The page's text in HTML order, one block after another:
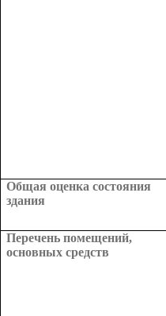
Общая оценка состояния
здания
Перечень помещений,
основных средств